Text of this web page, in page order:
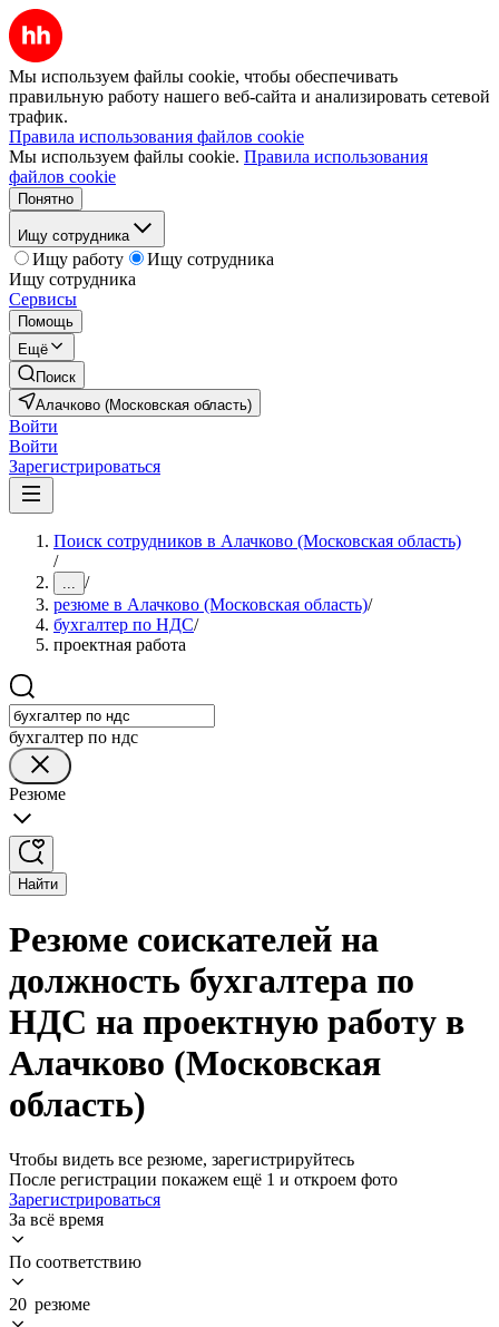
Мы используем файлы cookie, чтобы обеспечивать
правильную работу нашего веб-сайта и анализировать сетевой
трафик.
Правила использования файлов cookie
Мы используем файлы cookie. Правила использования
файлов cookie
Понятно
Ищу сотрудника
Ищу работу
Ищу сотрудника
Ищу сотрудника
Сервисы
Помощь
Ещё
Поиск
Алачково (Московская область)
Войти
Войти
Зарегистрироваться
Поиск сотрудников в Алачково (Московская область)
/
... /
резюме в Алачково (Московская область)/
бухгалтер по НДС/
проектная работа
бухгалтер по ндс
Резюме
Найти
Резюме соискателей на
должность бухгалтера по
НДС на проектную работу в
Алачково (Московская
область)
Чтобы видеть все резюме, зарегистрируйтесь
После регистрации покажем ещё 1 и откроем фото
Зарегистрироваться
За всё время
По соответствию
20 резюме